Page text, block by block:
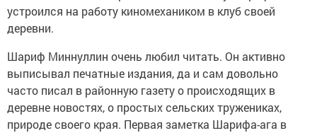
устроился на работу киномехаником в клуб своей
деревни.
Шариф Миннуллин очень любил читать. Он активно
выписывал печатные издания, да и сам довольно
часто писал в районную газету о происходящих в
деревне новостях, о простых сельских тружениках,
природе своего края. Первая заметка Шарифа-ага в